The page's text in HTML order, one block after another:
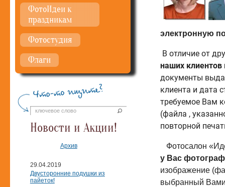
электронную
В отличие от
наших клиентов
документы
клиента и дата
требуемое Вам
(файла ,
повторной
Фотосалон
у Вас
изображение
выбранный Вами
ФотоИдеи к
праздникам
Фотостудия
Флаги
Новости и Акции!
Архив
29.04.2019
Двусторонние подушки из
пайеток!